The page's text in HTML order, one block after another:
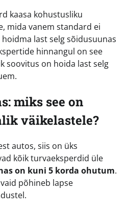
kaasa kohustusliku
mida vanem standard ei
last selg sõidusuunas
hinnangul on see
soovitus on hoida last selg
miks see on
väikelastele?
autos, siis on üks
kõik turvaeksperdid üle
on kuni 5 korda ohutum.
põhineb lapse